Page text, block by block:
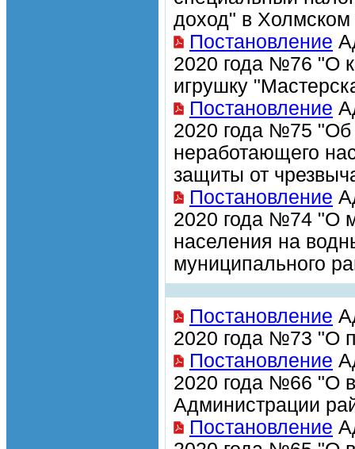
доход" в
Постановление
2020 года №76 "О
игрушку
Постановление
2020 года №75 "Об
неработающего
защиты от
Постановление
2020 года №74 "О
населения на
муниципального
Постановление
2020 года №73 "О
Постановление
2020 года №66 "О
Администрации
Постановление